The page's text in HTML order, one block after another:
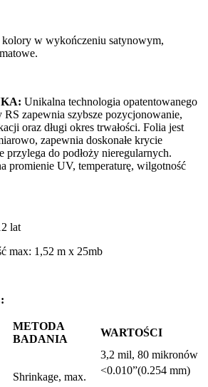
kolory w wykończeniu satynowym,
Unikalna technologia opatentowanego
zapewnia szybsze pozycjonowanie,
oraz długi okres trwałości. Folia jest
zapewnia doskonałe krycie
przylega do podłoży nieregularnych.
promienie UV, temperaturę, wilgotność
lat
max: 1,52 m x 25mb
METODA
BADANIA
WARTOŚCI
3,2 mil, 80 mikronów
Shrinkage, max.
<0.010”(0.254 mm)